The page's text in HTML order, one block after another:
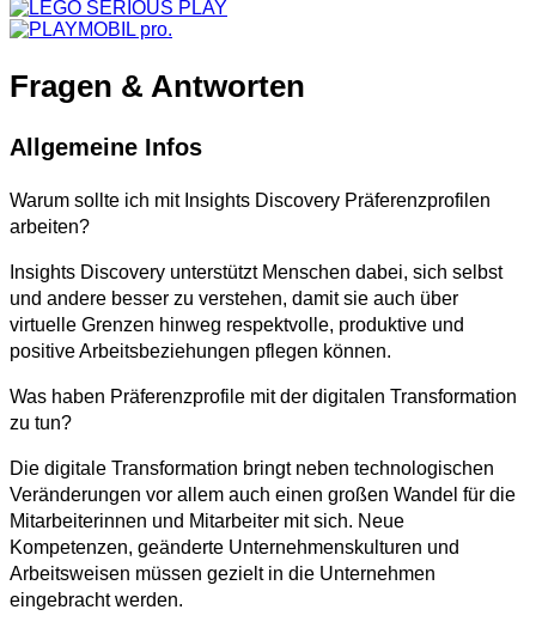
Fragen & Antworten
Allgemeine Infos
Warum sollte ich mit Insights Discovery Präferenzprofilen
arbeiten?
Insights Discovery unterstützt Menschen dabei, sich selbst
und andere besser zu verstehen, damit sie auch über
virtuelle Grenzen hinweg respektvolle, produktive und
positive Arbeitsbeziehungen pflegen können.
Was haben Präferenzprofile mit der digitalen Transformation
zu tun?
Die digitale Transformation bringt neben technologischen
Veränderungen vor allem auch einen großen Wandel für die
Mitarbeiterinnen und Mitarbeiter mit sich. Neue
Kompetenzen, geänderte Unternehmenskulturen und
Arbeitsweisen müssen gezielt in die Unternehmen
eingebracht werden.